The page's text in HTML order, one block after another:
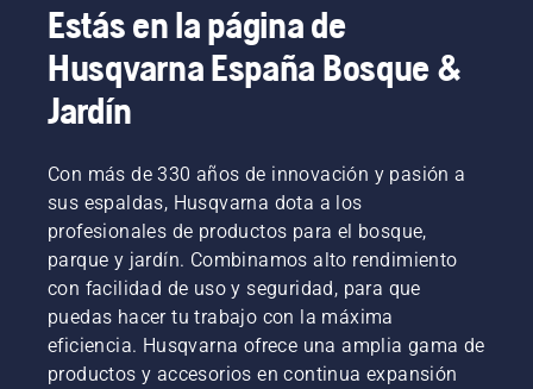
Estás en la página de
Husqvarna España Bosque &
Jardín
Con más de 330 años de innovación y pasión a
sus espaldas, Husqvarna dota a los
profesionales de productos para el bosque,
parque y jardín. Combinamos alto rendimiento
con facilidad de uso y seguridad, para que
puedas hacer tu trabajo con la máxima
eficiencia. Husqvarna ofrece una amplia gama de
productos y accesorios en continua expansión